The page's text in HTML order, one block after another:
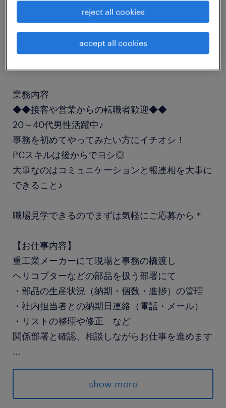
職種
その他オフィスワーク・事務
業務内容
◆◆接客や営業からの転職者歓迎◆◆
20～40代男性活躍中♪
事務を初めてやってみたい方にイチオシ！
PCスキルは後からでヨシ◎
大事なのはコミュニケーションと報連相を大事に
できること♪
職場見学できるのでまずは気軽にご応募から＊
【お仕事内容】
重工業メーカーにて現場と事務の橋渡し
ヘリコプターなどの部品を扱う部署にて
・部品の生産状況（納期・個数・進捗）の管理
・社内担当者との納期日連絡（電話・メール）
・リストの整理や修正 など
関係部署と確認、相談しながらお仕事を進めます
...
オススメポイント！
※食堂や売店など設備充実◎
show more
reject all cookies
accept all cookies